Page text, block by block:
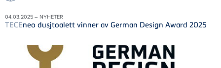
04.03.2025 – NYHETER
TECEneo dusjtoalett vinner av German Design Award 2025